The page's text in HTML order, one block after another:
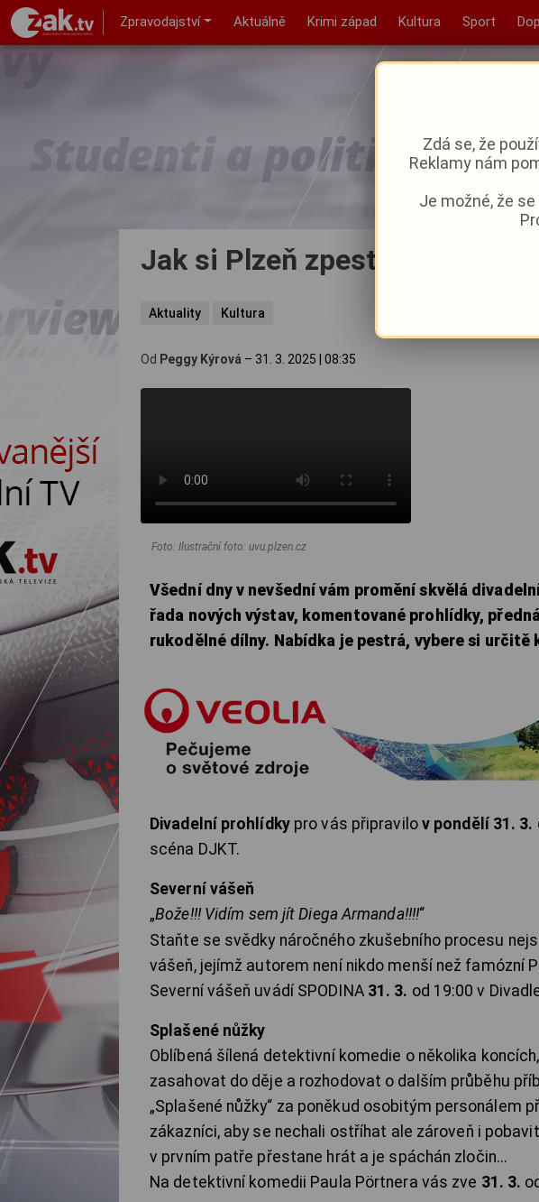
Zpravodajství Aktuálně Krimi západ Kultura Sport
Jak si Plzeň zpestří pracovní
Aktuality Kultura
Od Peggy Kýrová – 31. 3. 2025 08:35
Foto: Ilustrační foto: uvu.plzen.cz
Všední dny v nevšední vám promění skvělá
řada nových výstav, komentované prohlídky,
rukodělné dílny. Nabídka je pestrá, vybere si určitě
Divadelní prohlídkypro vás připravilo v pondělí 31. 3.
scéna DJKT.
Severní vášeň
„Bože!!! Vidím sem jít Diega Armanda!!!!“
Staňte se svědky náročného zkušebního procesu
vášeň, jejímž autorem není nikdo menší než famózní
Severní vášeň uvádí SPODINA 31. 3. od 19:00 v
Splašené nůžky
Oblíbená šílená detektivní komedie o několika
zasahovat do děje a rozhodovat o dalším průběhu
„Splašené nůžky“ za poněkud osobitým personálem
zákazníci, aby se nechali ostříhat ale zároveň i
v prvním patře přestane hrát a je spáchán zločin...
Na detektivní komedii Paula Pörtnera vás zve 31. 3.
Zdá se, že
Reklamy nám
Je možné, že